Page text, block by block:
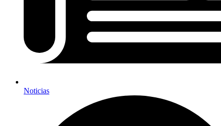
Noticias